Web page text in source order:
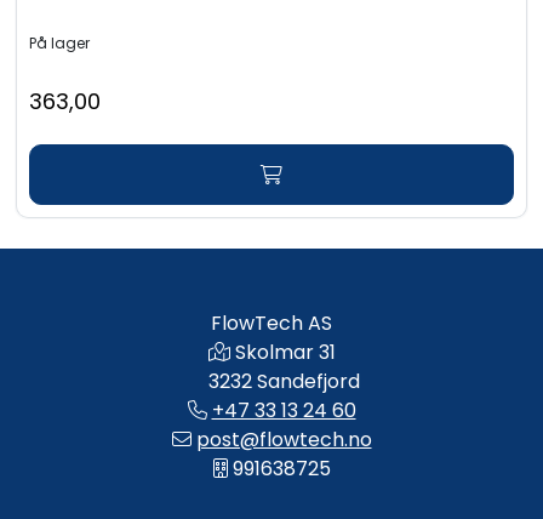
På lager
363,00
FlowTech AS
Skolmar 31
3232 Sandefjord
+47 33 13 24 60
post@flowtech.no
991638725